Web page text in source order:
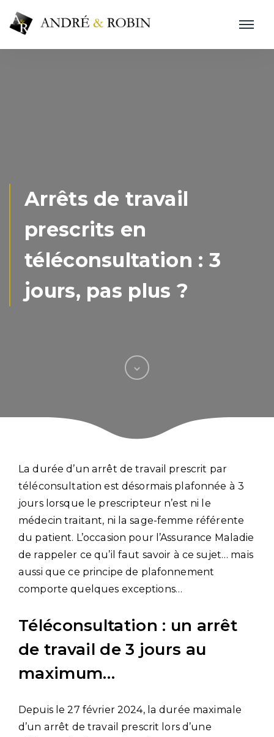
Arrêts de travail
prescrits en
téléconsultation : 3
jours, pas plus ?
La durée d’un arrêt de travail prescrit par
téléconsultation est désormais plafonnée à 3
jours lorsque le prescripteur n’est ni le
médecin traitant, ni la sage-femme référente
du patient. L’occasion pour l’Assurance Maladie
de rappeler ce qu’il faut savoir à ce sujet… mais
aussi que ce principe de plafonnement
comporte quelques exceptions…
Téléconsultation : un arrêt
de travail de 3 jours au
maximum…
Depuis le 27 février 2024, la durée maximale
d’un arrêt de travail prescrit lors d’une